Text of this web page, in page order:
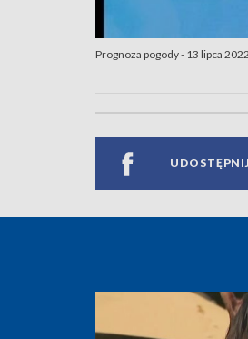
Prognoza pogody - 13 lipca 2022